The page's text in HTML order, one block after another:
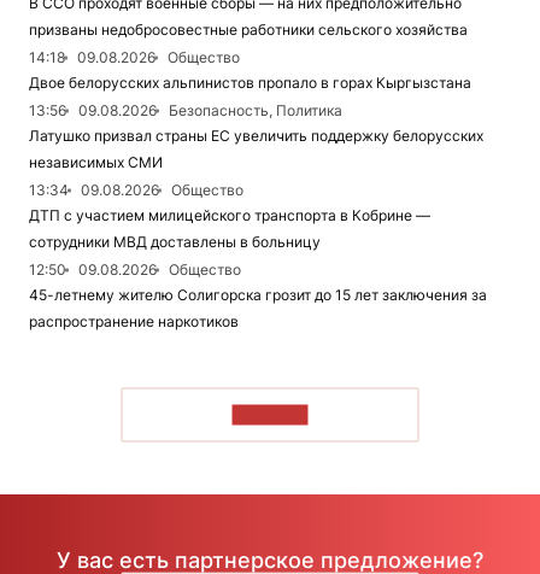
призваны недобросовестные работники сельского хозяйства
14:18
09.08.2026
Общество
Двое белорусских альпинистов пропало в горах Кыргызстана
13:56
09.08.2026
Безопасность, Политика
Латушко призвал страны ЕС увеличить поддержку белорусских
независимых СМИ
13:34
09.08.2026
Общество
ДТП с участием милицейского транспорта в Кобрине —
сотрудники МВД доставлены в больницу
12:50
09.08.2026
Общество
45-летнему жителю Солигорска грозит до 15 лет заключения за
распространение наркотиков
У вас есть партнерское предложение?